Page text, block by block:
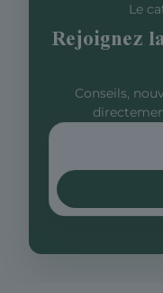
Le
Rejoignez
Conseils,